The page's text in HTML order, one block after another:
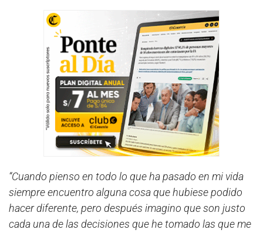
“Cuando pienso en todo lo que ha pasado en mi vida
siempre encuentro alguna cosa que hubiese podido
hacer diferente, pero después imagino que son justo
cada una de las decisiones que he tomado las que me